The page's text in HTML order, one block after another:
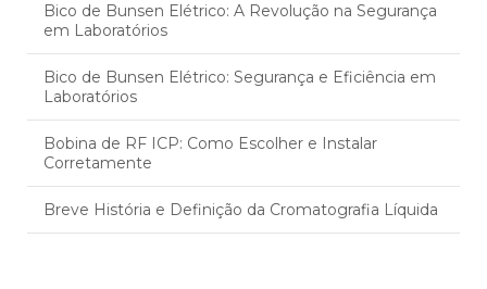
Bico de Bunsen Elétrico: A Revolução na Segurança
em Laboratórios
Bico de Bunsen Elétrico: Segurança e Eficiência em
Laboratórios
Bobina de RF ICP: Como Escolher e Instalar
Corretamente
Breve História e Definição da Cromatografia Líquida